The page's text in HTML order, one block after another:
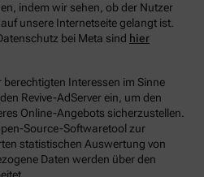
indem wir sehen, ob der Nutzer
unsere Internetseite gelangt ist.
bei Meta sind hier
Interessen im Sinne
Revive-AdServer ein, um den
Online-Angebots sicherzustellen.
Source-Softwaretool zur
statistischen Auswertung von
Daten werden über den